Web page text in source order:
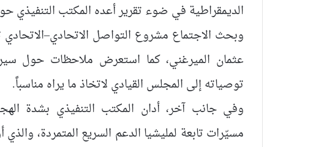
الديمقراطية في ضوء تقرير أعده المكتب التنفيذي
وبحث الاجتماع مشروع التواصل
عثمان الميرغني، كما استعرض ملاحظات حول سير
توصياته إلى المجلس القيادي لاتخاذ ما يراه مناسباً.
وفي جانب آخر، أدان المكتب التنفيذي بشدة
مسيّرات تابعة لمليشيا الدعم السريع المتمردة،